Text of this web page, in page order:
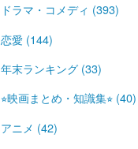
ドラマ・コメディ (393)
恋愛 (144)
年末ランキング (33)
⭐︎映画まとめ・知識集⭐︎ (40)
アニメ (42)